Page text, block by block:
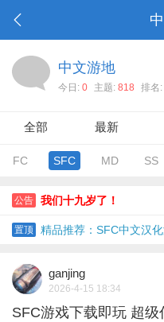
中文游地
今日: 0 主题: 818 排名:
全部 最新
FC SFC MD SS
公告 我们十九岁了！
置顶 精品推荐：SFC中文汉
ganjing
2026-4-15 18:34
SFC游戏下载即玩 超